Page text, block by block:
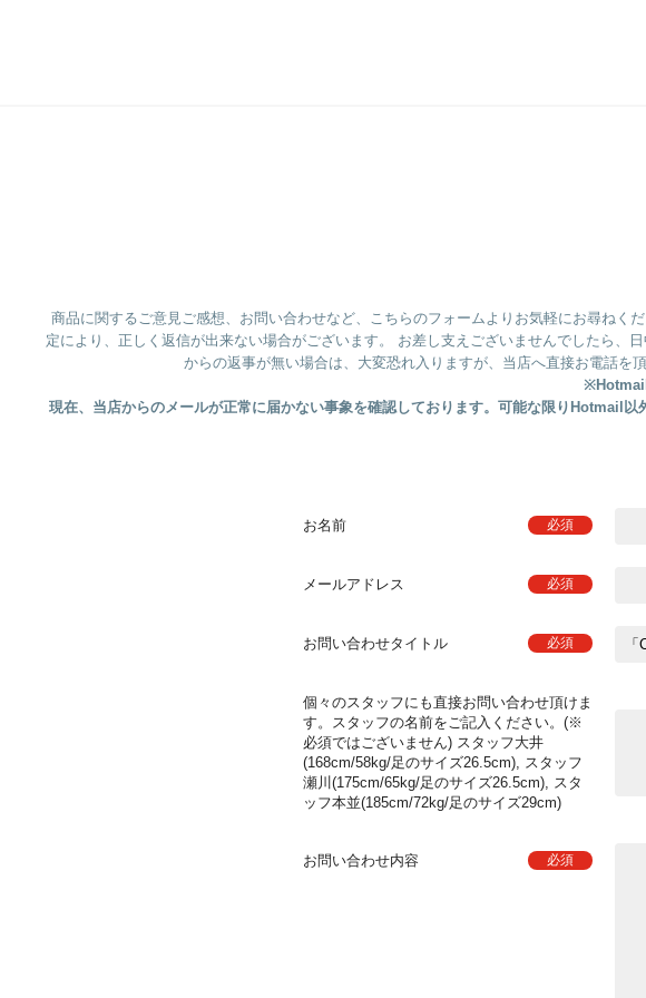
商品に関するご意見ご感想、お問い合わせなど、こちらのフォームよりお気軽にお尋ね
定により、正しく返信が出来ない場合がございます。 お差し支えございませんでしたら
からの返事が無い場合は、大変恐れ入りますが、当店へ直接お電話を
現在、当店からのメールが正常に届かない事象を確認しております。可能な限りHotmail
お名前
メールアドレス
お問い合わせタイトル
個々のスタッフにも直接お問い合わせ頂けま
す。スタッフの名前をご記入ください。(※
必須ではございません) スタッフ大井
(168cm/58kg/足のサイズ26.5cm), スタッフ
瀬川(175cm/65kg/足のサイズ26.5cm), スタ
ッフ本並(185cm/72kg/足のサイズ29cm)
お問い合わせ内容